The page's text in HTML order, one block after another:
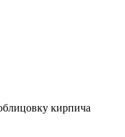
кирпича